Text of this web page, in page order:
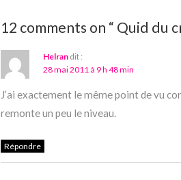
12 comments on “ Quid du
Helran dit :
28 mai 2011 à 9 h 48 min
J’ai exactement le même point de vu
remonte un peu le niveau.
Répondre